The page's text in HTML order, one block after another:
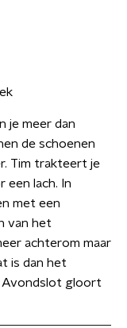
je meer dan
de schoenen
Tim trakteert je
een lach. In
met een
van het
achterom maar
is dan het
Avondslot gloort